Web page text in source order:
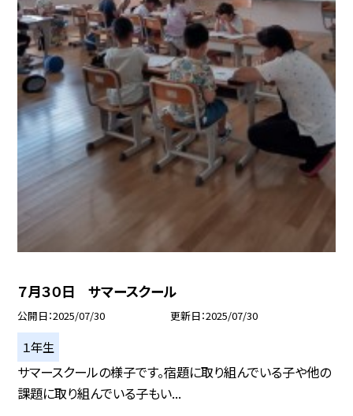
７月３０日 サマースクール
公開日 2025/07/30 更新日 2025/07/30
１年生
サマースクールの様子です。宿題に取り組んでいる子や他の
課題に取り組んでいる子もい...